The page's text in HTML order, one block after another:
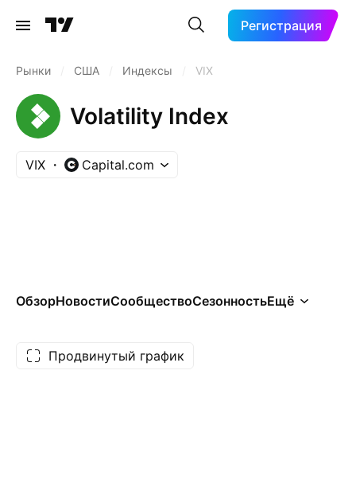
Регистрация
Рынки США Индексы VIX
Volatility Index
VIX Capital.com
ОбзорНовостиСообществоСезонностьЕщё
Продвинутый график